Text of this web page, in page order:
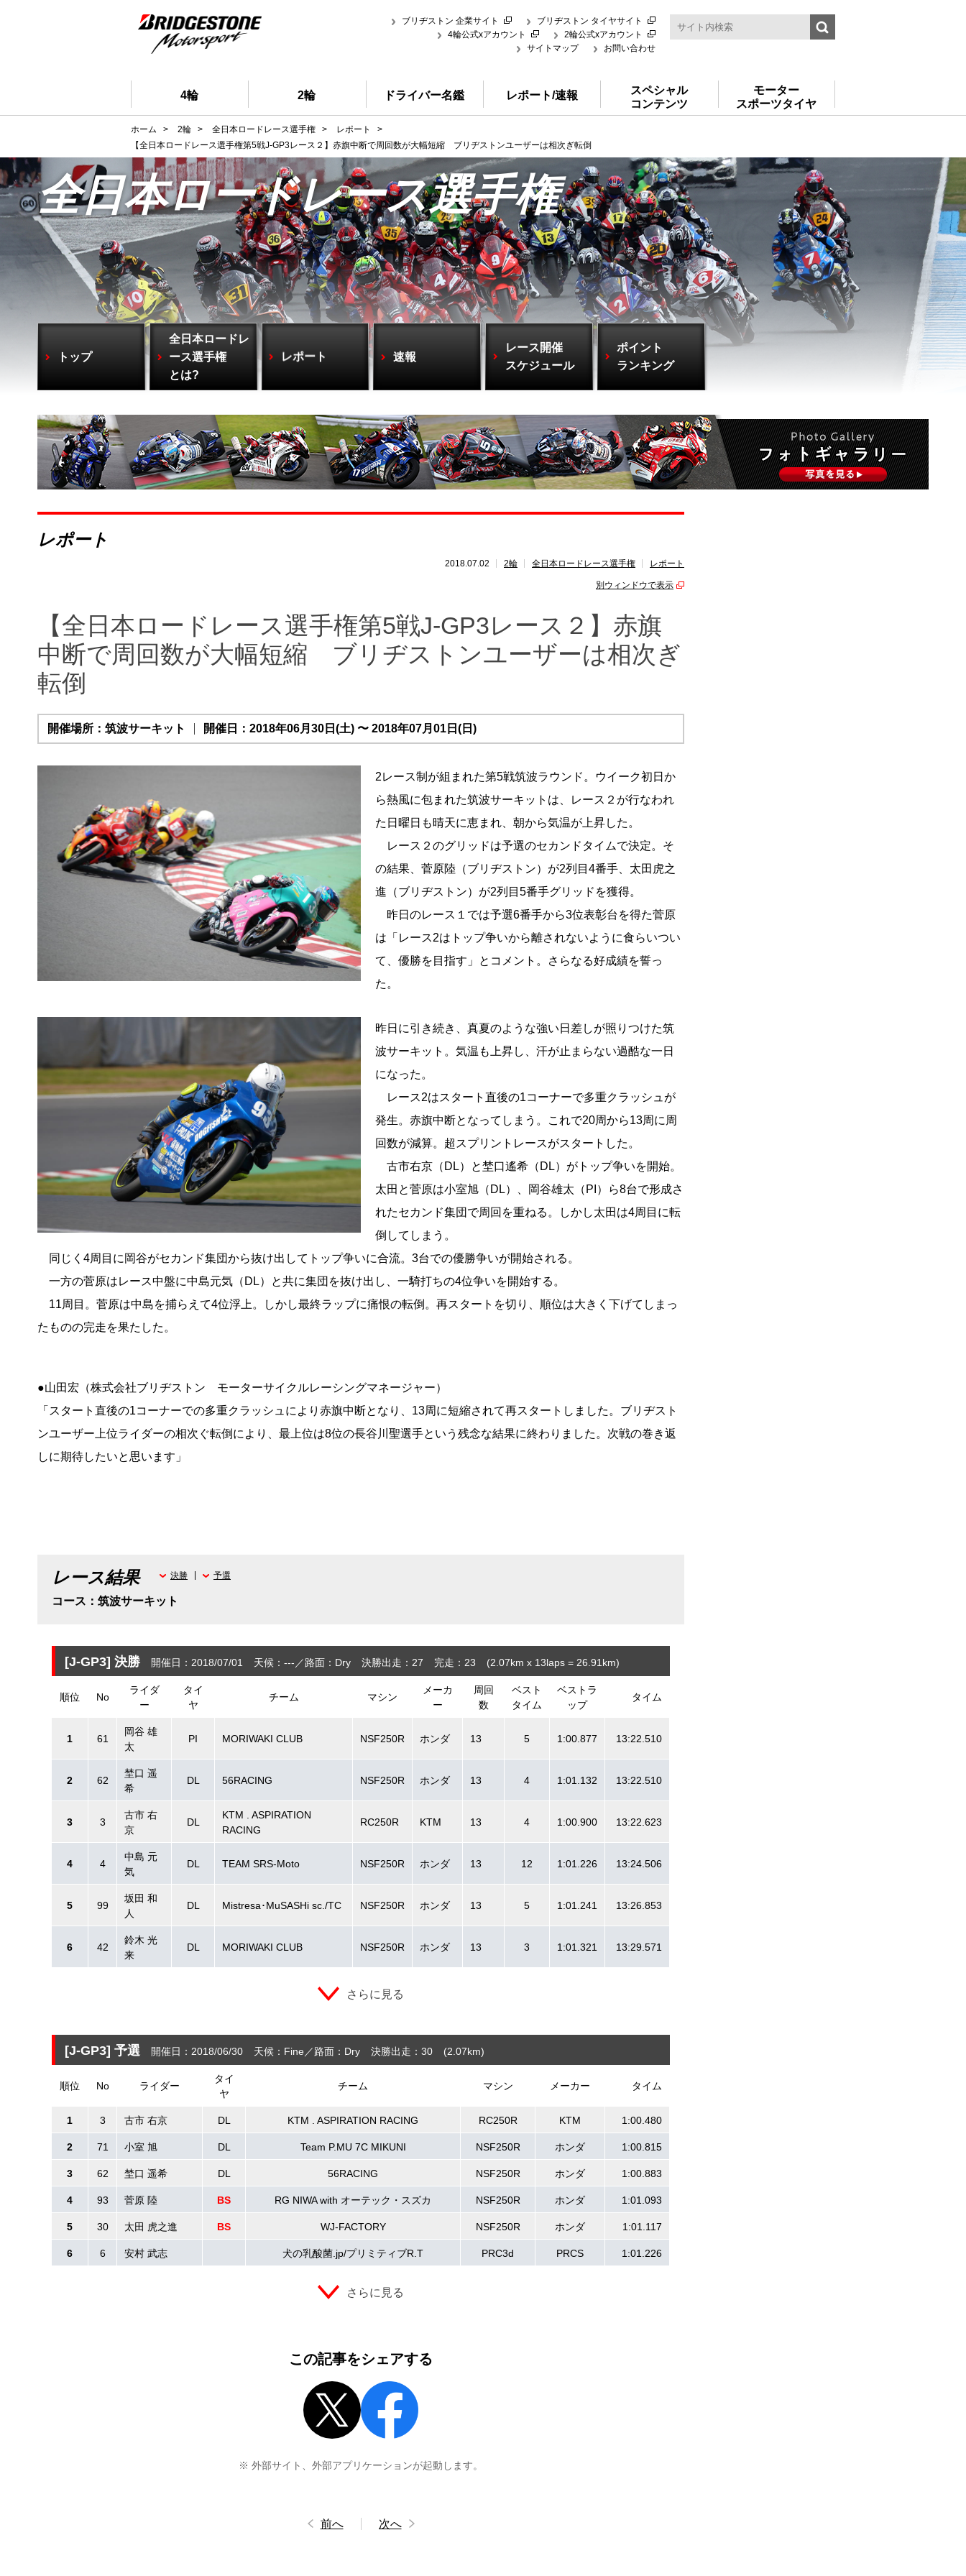
ブリヂストン 企業サイト
ブリヂストン タイヤサイト
4輪公式xアカウント
2輪公式xアカウント
サイトマップ
お問い合わせ
4輪 2輪 ドライバー名鑑 レポート/速報
スペシャル
コンテンツ
モーター
スポーツタイヤ
ホーム > 2輪 > 全日本ロードレース選手権 > レポート
>
【全日本ロードレース選手権第5戦J-GP3レース２】赤旗中断で周回数が大幅短縮 ブリヂストンユーザーは相次ぎ転倒
全日本ロードレース選手権
トップ
全日本ロードレ
ース選手権
とは?
レポート 速報
レース開催
スケジュール
ポイント
ランキング
レポート
2018.07.02 2輪 全日本ロードレース選手権 レポート
別ウィンドウで表示
【全日本ロードレース選手権第5戦J-GP3レース２】赤旗
中断で周回数が大幅短縮 ブリヂストンユーザーは相次ぎ
転倒
開催場所：筑波サーキット 開催日：2018年06月30日(土) 〜 2018年07月01日(日)
2レース制が組まれた第5戦筑波ラウンド。ウイーク初日か
ら熱風に包まれた筑波サーキットは、レース２が行なわれ
た日曜日も晴天に恵まれ、朝から気温が上昇した。
レース２のグリッドは予選のセカンドタイムで決定。そ
の結果、菅原陸（ブリヂストン）が2列目4番手、太田虎之
進（ブリヂストン）が2列目5番手グリッドを獲得。
昨日のレース１では予選6番手から3位表彰台を得た菅原
は「レース2はトップ争いから離されないように食らいつい
て、優勝を目指す」とコメント。さらなる好成績を誓っ
た。
昨日に引き続き、真夏のような強い日差しが照りつけた筑
波サーキット。気温も上昇し、汗が止まらない過酷な一日
になった。
レース2はスタート直後の1コーナーで多重クラッシュが
発生。赤旗中断となってしまう。これで20周から13周に周
回数が減算。超スプリントレースがスタートした。
古市右京（DL）と埜口遙希（DL）がトップ争いを開始。
太田と菅原は小室旭（DL）、岡谷雄太（PI）ら8台で形成さ
れたセカンド集団で周回を重ねる。しかし太田は4周目に転
倒してしまう。
同じく4周目に岡谷がセカンド集団から抜け出してトップ争いに合流。3台での優勝争いが開始される。
一方の菅原はレース中盤に中島元気（DL）と共に集団を抜け出し、一騎打ちの4位争いを開始する。
11周目。菅原は中島を捕らえて4位浮上。しかし最終ラップに痛恨の転倒。再スタートを切り、順位は大きく下げてしまっ
たものの完走を果たした。
●山田宏（株式会社ブリヂストン モーターサイクルレーシングマネージャー）
「スタート直後の1コーナーでの多重クラッシュにより赤旗中断となり、13周に短縮されて再スタートしました。ブリヂスト
ンユーザー上位ライダーの相次ぐ転倒により、最上位は8位の長谷川聖選手という残念な結果に終わりました。次戦の巻き返
しに期待したいと思います」
レース結果
コース：筑波サーキット
決勝 予選
[J-GP3] 決勝 開催日：2018/07/01 天候：--- 路面：Dry 決勝出走：27 完走：23 (2.07km x 13laps = 26.91 km)
順位 No
ライダ
ー
タイ
ヤ
チーム マシン
メーカ
ー
周回
数
ベスト
タイム
ベストラ
ップ
タイム
1 61
岡谷 雄
太
PI MORIWAKI CLUB NSF250R ホンダ 13 5 1:00.877 13:22.510
2 62
埜口 遥
希
DL 56RACING NSF250R ホンダ 13 4 1:01.132 13:22.510
3 3
古市 右
京
DL
KTM . ASPIRATION
RACING
RC250R KTM 13 4 1:00.900 13:22.623
4 4
中島 元
気
DL TEAM SRS-Moto NSF250R ホンダ 13 12 1:01.226 13:24.506
5 99
坂田 和
人
DL Mistresa･MuSASHi sc./TC NSF250R ホンダ 13 5 1:01.241 13:26.853
6 42
鈴木 光
来
DL MORIWAKI CLUB NSF250R ホンダ 13 3 1:01.321 13:29.571
さらに見る
[J-GP3] 予選 開催日：2018/06/30 天候：Fine 路面：Dry 決勝出走：30 (2.07km)
順位 No ライダー
タイ
ヤ
チーム マシン メーカー タイム
1 3 古市 右京 DL KTM . ASPIRATION RACING RC250R KTM 1:00.480
2 71 小室 旭 DL Team P.MU 7C MIKUNI NSF250R ホンダ 1:00.815
3 62 埜口 遥希 DL 56RACING NSF250R ホンダ 1:00.883
4 93 菅原 陸 BS RG NIWA with オーテック・スズカ NSF250R ホンダ 1:01.093
5 30 太田 虎之進 BS WJ-FACTORY NSF250R ホンダ 1:01.117
6 6 安村 武志 犬の乳酸菌.jp/プリミティブR.T PRC3d PRCS 1:01.226
さらに見る
この記事をシェアする
※ 外部サイト、外部アプリケーションが起動します。
前へ 次へ